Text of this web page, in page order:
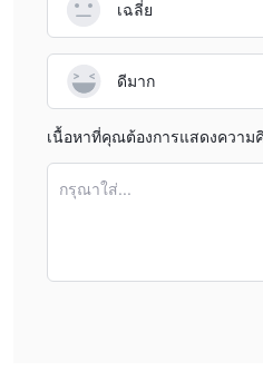
รีวิวเชิงลบ XTRADE
ใน WikiFX "การเปิดเผย" ถูกโพสต์เ
ผู้ซื้อขายได้รับการส่งเสริมให้ตรวจส
ก่อนที่จะซื้อขายบนแพลตฟอร์มที่ไม่ไ
ทุจริตในส่วน "การเปิดเผย" และทีมง
เอาไปโดยแพลตฟอร์มและพวกเขาไ
เฉลี่ย
ดีมาก
เนื้อหาที่คุณต้องการแสดงความ
กรุณาใส่...